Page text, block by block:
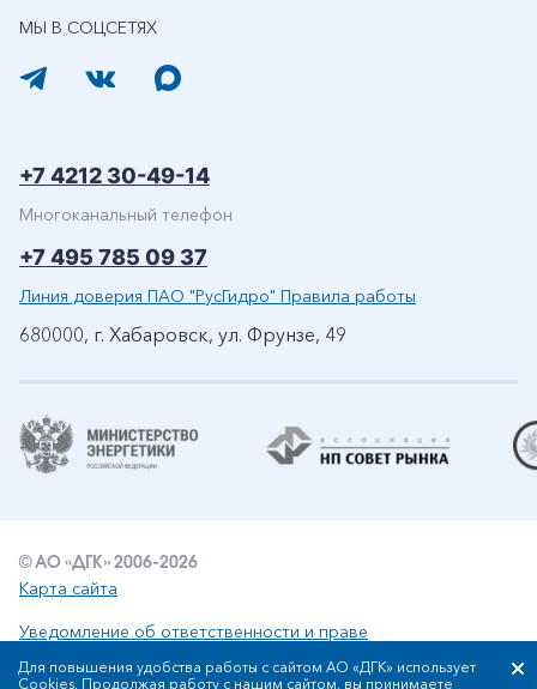
МЫ В СОЦСЕТЯХ
+7 4212 30-49-14
Многоканальный телефон
+7 495 785 09 37
Линия доверия ПАО "РусГидро" Правила работы
680000, г. Хабаровск, ул. Фрунзе, 49
© АО «ДГК» 2006-2026
Карта сайта
Уведомление об ответственности и праве
интеллектуальной собственности
Политика АО «ДГК» в отношении обработки персональных
Для повышения удобства работы с сайтом АО «ДГК» использует
Cookies. Продолжая работу с нашим сайтом, вы принимаете